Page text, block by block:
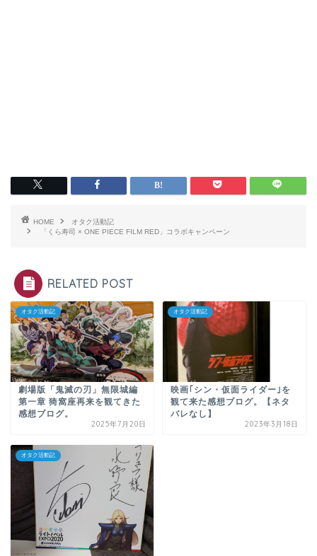
HOME
オタク活動記
「くら寿司 × ONE PIECE FILM RED」コラボキャンペーン
RELATED POST
オタク活動記
劇場版「鬼滅の刃」無限城編
第一章 猗窩座再来を観てきた
感想ブログ。
2025年7月20日
オタク活動記
映画｢シン・仮面ライダー｣を
観て来た感想ブログ。【ネタ
バレなし】
2023年3月18日
オタク活動記